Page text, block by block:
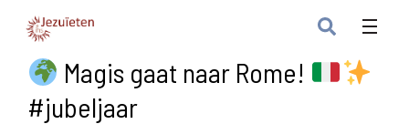
Magis gaat naar Rome!
#jubeljaar